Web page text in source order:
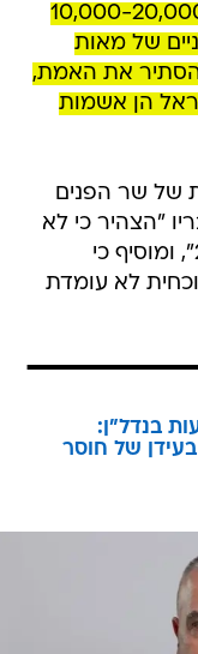
את ההוצאה השנתית ב-10,000-20,000
של מאות
את האמת,
הן אשמות
של שר הפנים
"הצהיר כי לא
יאשר העלאות חריגות לשנת 2026", ומוסיף כי
לא עומדת
בנדל"ן:
של חוסר